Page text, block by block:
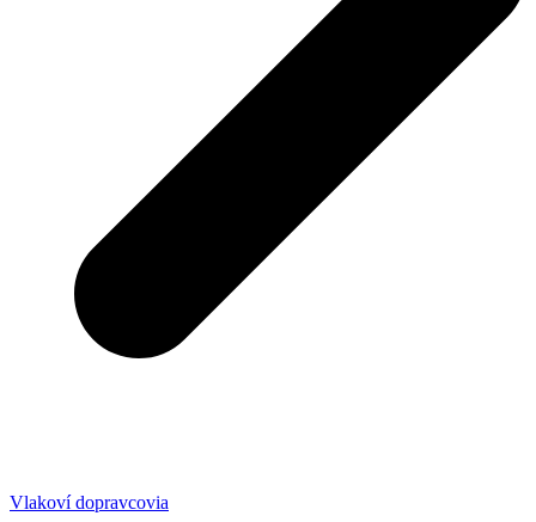
Vlakoví dopravcovia